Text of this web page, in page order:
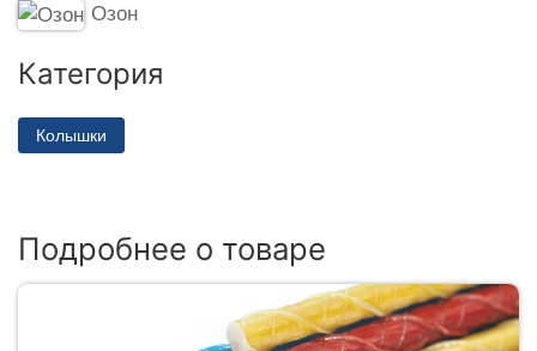
Озон
Категория
Колышки
Подробнее о товаре